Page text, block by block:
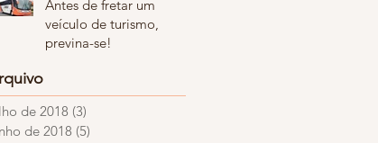
Antes de fretar um
veículo de turismo,
previna-se!
de 2018 (3)
de 2018 (5)